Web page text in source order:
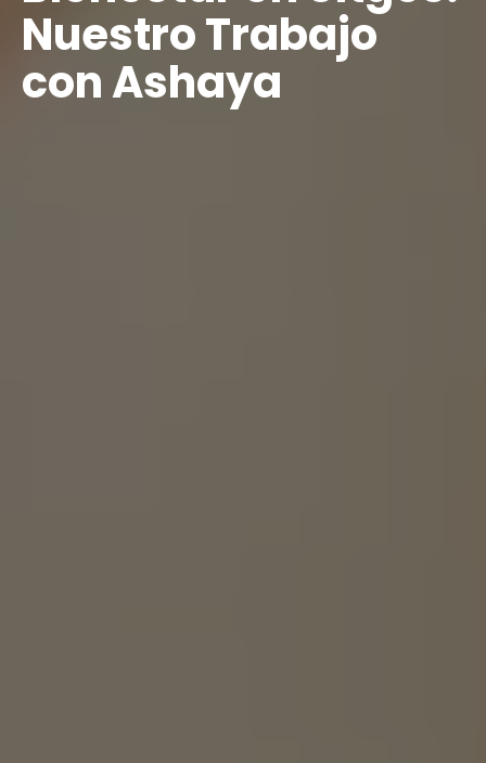
Nuestro Trabajo
con Ashaya